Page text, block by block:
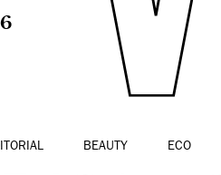
BEAUTY ECO